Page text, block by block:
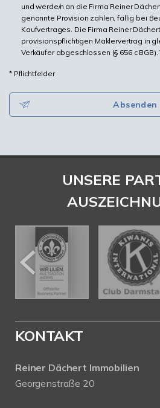
und werde/n an die Firma Reiner
genannte Provision zahlen, fällig bei
Kaufvertrages. Die Firma Reiner
provisionspflichtigen Maklervertrag in
Verkäufer abgeschlossen (§ 656 c BGB).
* Pflichtfelder
Absenden
UNSERE
KONTAKT
Reiner Dächert Immobilien
Georgenstraße 20